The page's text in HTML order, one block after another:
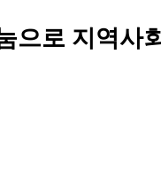
으로 지역사